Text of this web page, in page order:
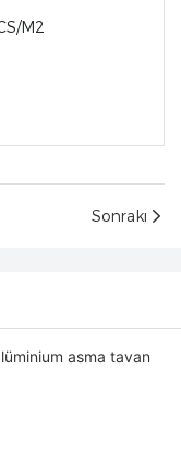
M2
Sonrakı
asma tavan